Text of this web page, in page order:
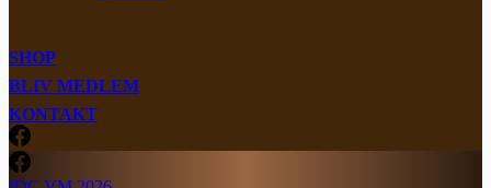
SHOP
BLIV MEDLEM
KONTAKT